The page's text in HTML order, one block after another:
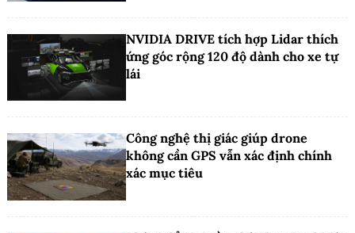
NVIDIA DRIVE tích hợp Lidar thích
ứng góc rộng 120 độ dành cho xe tự
lái
Công nghệ thị giác giúp drone
không cần GPS vẫn xác định chính
xác mục tiêu